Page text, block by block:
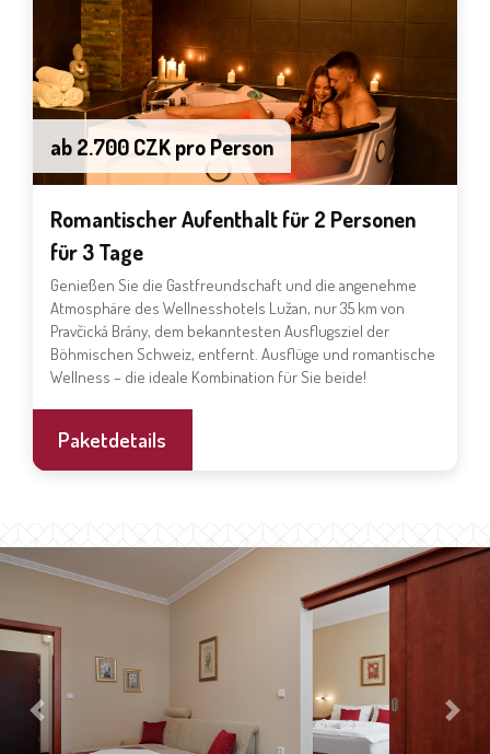
Romantischer Aufenthalt für 2 Personen
für 3 Tage
Genießen Sie die Gastfreundschaft und die angenehme
Atmosphäre des Wellnesshotels Lužan, nur 35 km von
Pravčická Brány, dem bekanntesten Ausflugsziel der
Böhmischen Schweiz, entfernt. Ausflüge und romantische
Wellness – die ideale Kombination für Sie beide!
ab 2.700 CZK pro Person
Paketdetails
Previous Next